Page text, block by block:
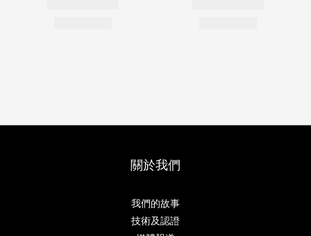
關於我們
我們的故事
技術及認證